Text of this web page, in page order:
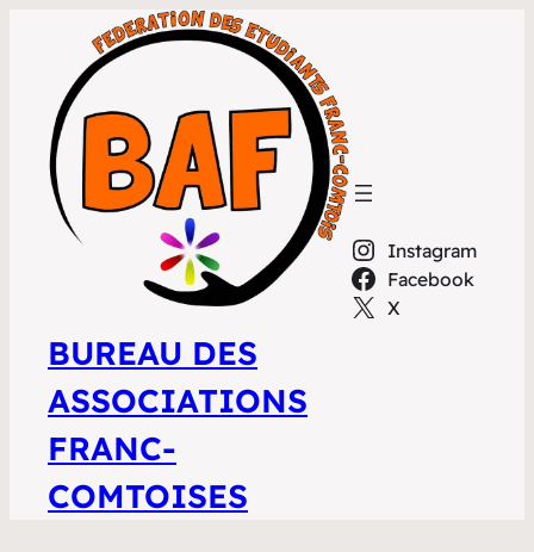
BUREAU DES
ASSOCIATIONS
FRANC-
COMTOISES
Instagram
Facebook
X